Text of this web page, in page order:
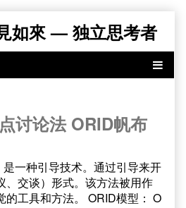
如來 — 独立思考者
讨论法 ORID帆布
一种引导技术。通过引导来开
、交谈）形式。该方法被用作
的工具和方法。 ORID模型： O